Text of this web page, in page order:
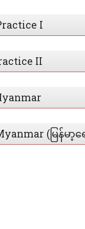
I
II
(မြန်မာ့ရ